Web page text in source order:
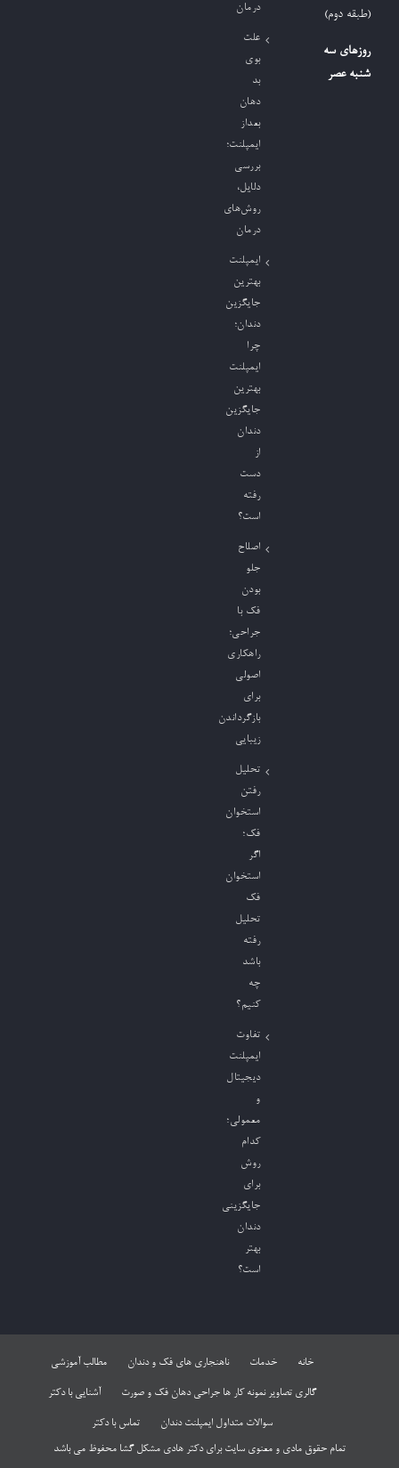
(طبقه دوم)
روزهای سه
شنبه عصر
درمان
علت
بوی
بد
دهان
بعداز
ایمپلنت؛
بررسی
دلایل،
روش‌های
درمان
ایمپلنت
بهترین
جایگزین
دندان؛
چرا
ایمپلنت
بهترین
جایگزین
دندان
از
دست
رفته
است؟
اصلاح
جلو
بودن
فک با
جراحی؛
راهکاری
اصولی
برای
بازگرداندن
زیبایی
تحلیل
رفتن
استخوان
فک؛
اگر
استخوان
فک
تحلیل
رفته
باشد
چه
کنیم؟
تفاوت
ایمپلنت
دیجیتال
و
معمولی؛
کدام
روش
برای
جایگزینی
دندان
بهتر
است؟
خانه خدمات ناهنجاری های فک و دندان مطالب آموزشی
گالری تصاویر نمونه کار ها جراحی دهان فک و صورت آشنایی با دکتر
سوالات متداول ایمپلنت دندان تماس با دکتر
تمام حقوق مادی و معنوی سایت برای دکتر هادی مشکل گشا محفوظ می باشد